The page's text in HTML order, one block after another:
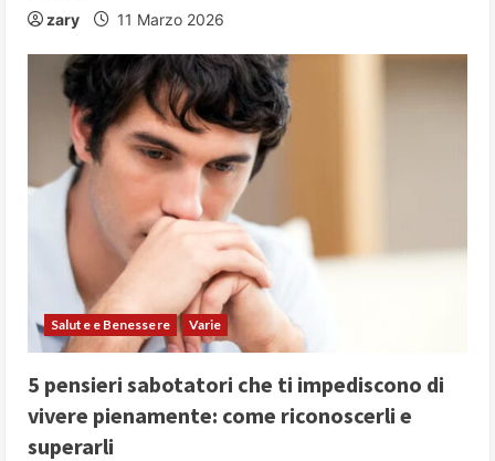
zary 11 Marzo 2026
Salute e Benessere Varie
5 pensieri sabotatori che ti impediscono di
vivere pienamente: come riconoscerli e
superarli